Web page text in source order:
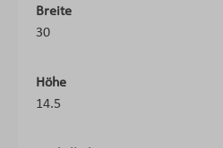
Breite
30
Höhe
14.5